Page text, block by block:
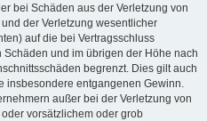
bei Schäden aus der Verletzung von
der Verletzung wesentlicher
auf die bei Vertragsschluss
und im übrigen der Höhe nach
begrenzt. Dies gilt auch
insbesondere entgangenen Gewinn.
außer bei der Verletzung von
vorsätzlichem oder grob